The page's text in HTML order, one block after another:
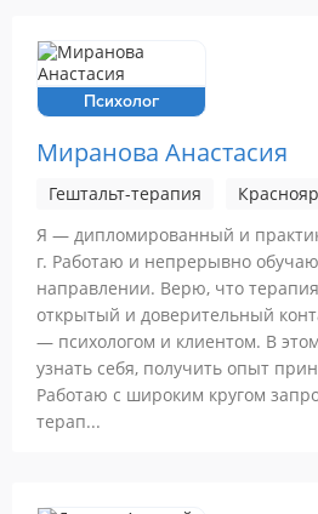
Психолог
Миранова Анастасия
Гештальт-терапия
Я — дипломированный и
г. Работаю и непрерывно
направлении. Верю, что
открытый и доверительный
— психологом и клиентом. В
узнать себя, получить опыт
Работаю с широким кругом
терап...